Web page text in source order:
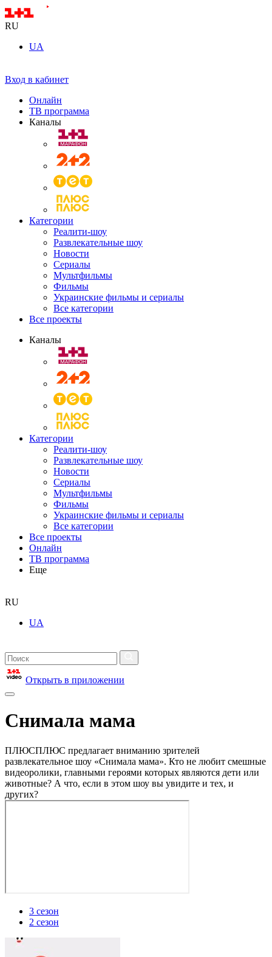
RU
UA
Вход в кабинет
Онлайн
ТВ программа
Каналы
Категории
Реалити-шоу
Развлекательные шоу
Новости
Сериалы
Мультфильмы
Фильмы
Украинские фильмы и сериалы
Все категории
Все проекты
Каналы
Категории
Реалити-шоу
Развлекательные шоу
Новости
Сериалы
Мультфильмы
Фильмы
Украинские фильмы и сериалы
Все категории
Все проекты
Онлайн
ТВ программа
Еще
RU
UA
Открыть в приложении
Снимала мама
ПЛЮСПЛЮС предлагает вниманию зрителей
развлекательное шоу «Снимала мама». Кто не любит смешные
видеоролики, главными героями которых являются дети или
животные? А что, если в этом шоу вы увидите и тех, и
других?
3 сезон
2 сезон